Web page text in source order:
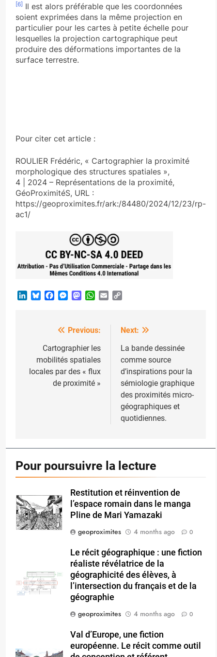
[6] Il est alors préférable que les coordonnées
soient exprimées dans la même projection en
particulier pour les cartes à petite échelle pour
lesquelles la projection cartographique peut
produire des déformations importantes de la
surface terrestre.
Pour citer cet article :
ROULIER Frédéric, « Cartographier la proximité
morphologique des structures spatiales »,
4 | 2024 – Représentations de la proximité,
GéoProximitéS, URL :
https://geoproximites.fr/ark:/84480/2024/12/23/rp-
ac1/
LinkedInBlueskyFacebook
Messenger
Mastodon
WhatsApp
Email
navigation
Previous:
Cartographier les
mobilités spatiales
locales par des « flux
de proximité »
Next:
La bande dessinée
comme source
d’inspirations pour la
sémiologie graphique
des proximités micro-
géographiques et
quotidiennes.
Pour poursuivre la lecture
Restitution et réinvention de
l’espace romain dans le manga
Pline de Mari Yamazaki
geoproximites
4 months ago 0
Le récit géographique : une fiction
réaliste révélatrice de la
géographicité des élèves, à
l’intersection du français et de la
géographie
geoproximites
4 months ago 0
Val d’Europe, une fiction
européenne. Le récit comme outil